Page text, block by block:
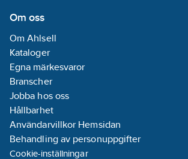
Om oss
Om Ahlsell
Kataloger
Egna märkesvaror
Branscher
Jobba hos oss
Hållbarhet
Användarvillkor Hemsidan
Behandling av personuppgifter
Cookie-inställningar